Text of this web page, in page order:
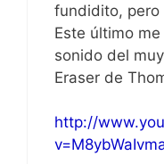
fundidito, pero
Este último
sonido del
Eraser de
http://